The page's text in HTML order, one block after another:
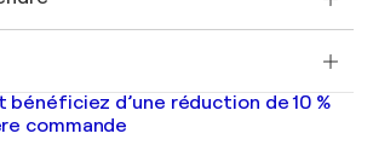
à vendre
bénéficiez d’une réduction de 10 %
commande